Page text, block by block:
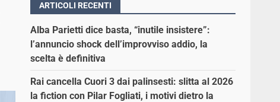
ARTICOLI RECENTI
Alba Parietti dice basta, “inutile insistere”:
l’annuncio shock dell’improvviso addio, la
scelta è definitiva
Rai cancella Cuori 3 dai palinsesti: slitta al 2026
la fiction con Pilar Fogliati, i motivi dietro la